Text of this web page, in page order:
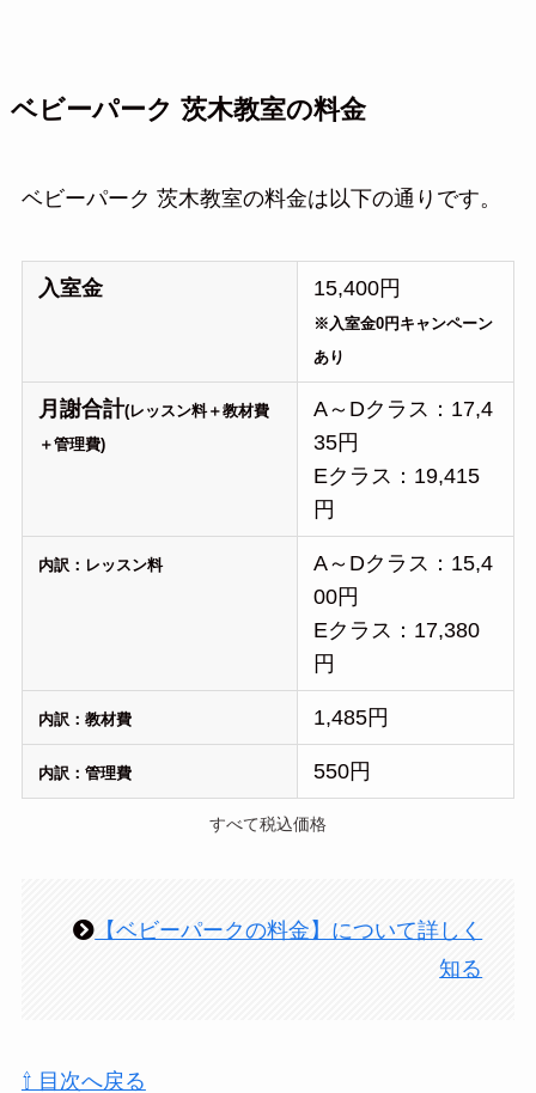
ベビーパーク 茨木教室の料金
ベビーパーク 茨木教室の料金は以下の通りです。
入室金 15,400円
※入室金0円キャンペーン
あり
月謝合計(レッスン料＋教材費
＋管理費)
A～Dクラス：17,4
35円
Eクラス：19,415
円
内訳：レッスン料
A～Dクラス：15,4
00円
Eクラス：17,380
円
内訳：教材費 1,485円
内訳：管理費 550円
すべて税込価格
【ベビーパークの料金】について詳しく
知る
⇧ 目次へ戻る